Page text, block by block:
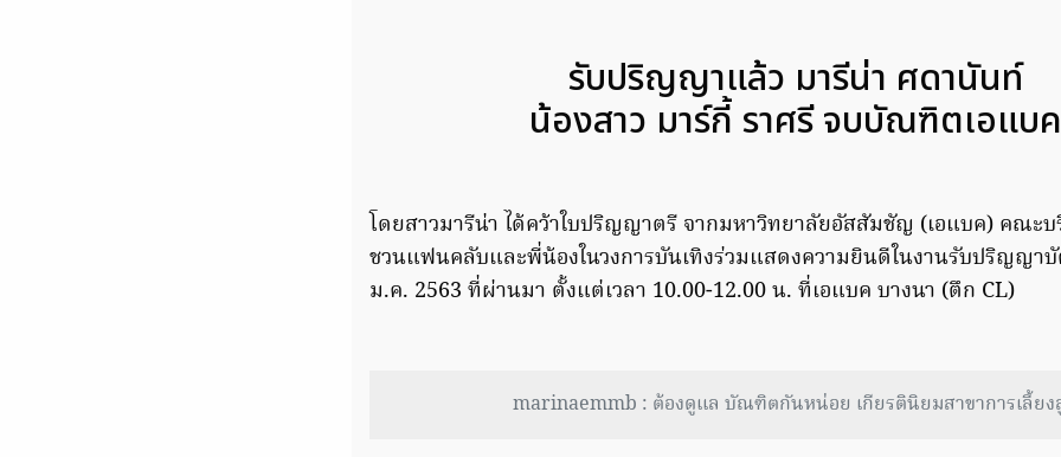
รับปริญญาแล้ว มารีน่า ศดานันท์
น้องสาว มาร์กี้ ราศรี จบบัณฑิตเอแบค
โดยสาวมารีน่า ได้คว้าใบปริญญาตรี จากมหาวิทยาลัยอัสสัมชัญ (เอแบค) คณะ
ชวนแฟนคลับและพี่น้องในวงการบันเทิงร่วมแสดงความยินดีในงานรับปริญญา
ม.ค. 2563 ที่ผ่านมา ตั้งแต่เวลา 10.00-12.00 น. ที่เอแบค บางนา (ตึก CL)
marinaemmb : ต้องดูแล บัณฑิตกันหน่อย เกียรตินิยมสาขาการเลี้ย